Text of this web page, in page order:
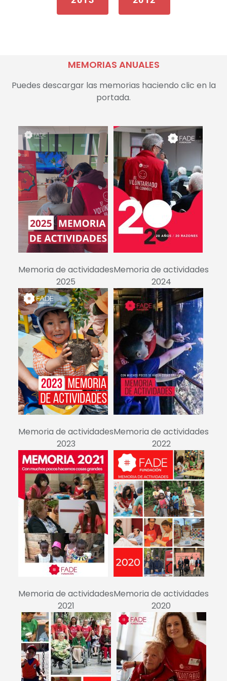
MEMORIAS ANUALES
Puedes descargar las memorias haciendo clic en la
portada.
Memoria de actividades
2025
Memoria de actividades
2024
Memoria de actividades
2023
Memoria de actividades
2022
Memoria de actividades
2021
Memoria de actividades
2020